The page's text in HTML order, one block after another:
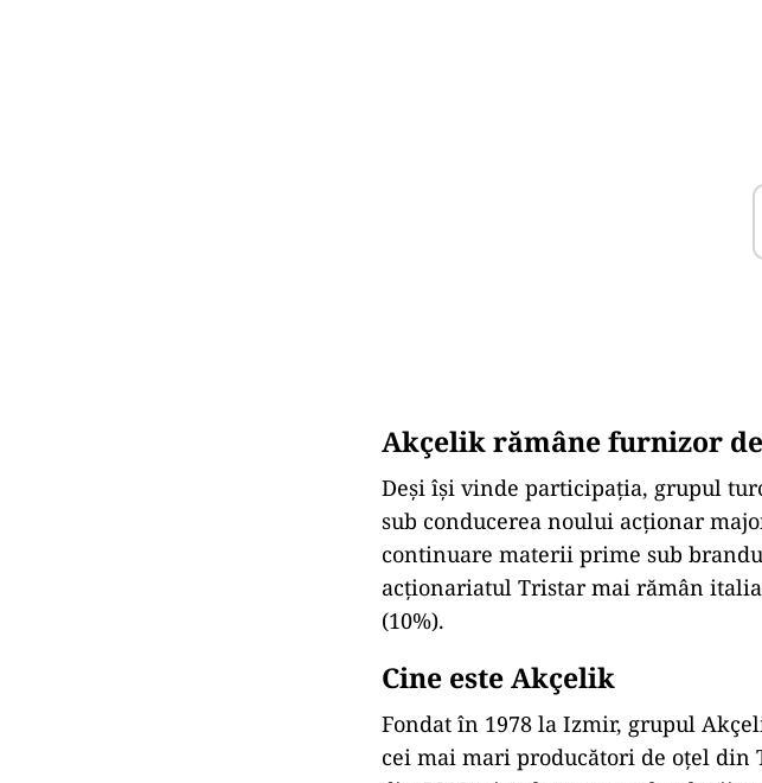
Akçelik rămâne furnizor
Deși își vinde participația, grupul
sub conducerea noului acționar
continuare materii prime sub
acționariatul Tristar mai rămân
(10%).
Cine este Akçelik
Fondat în 1978 la Izmir, grupul
cei mai mari producători de oțel din